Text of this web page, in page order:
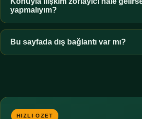
zorunluluktur.
yapmalıyım?
Zaman sınırı koyun, harcadığınız
profesyonel destek alın. Türkiye'de
mevcuttur; yardım istemek güçlü bir
Bu sayfada dış bağlantı var mı?
HIZLI ÖZET